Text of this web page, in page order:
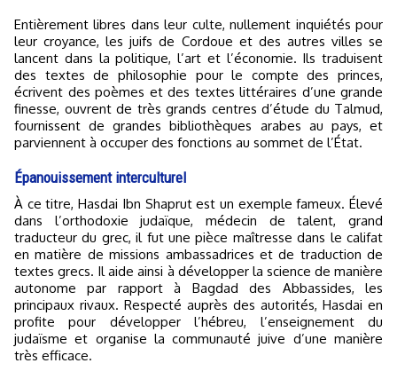
Entièrement libres dans leur culte, nullement inquiétés pour
leur croyance, les juifs de Cordoue et des autres villes se
lancent dans la politique, l’art et l’économie. Ils traduisent
des textes de philosophie pour le compte des princes,
écrivent des poèmes et des textes littéraires d’une grande
finesse, ouvrent de très grands centres d’étude du Talmud,
fournissent de grandes bibliothèques arabes au pays, et
parviennent à occuper des fonctions au sommet de l’État.
Épanouissement interculturel
À ce titre, Hasdai Ibn Shaprut est un exemple fameux. Élevé
dans l’orthodoxie judaïque, médecin de talent, grand
traducteur du grec, il fut une pièce maîtresse dans le califat
en matière de missions ambassadrices et de traduction de
textes grecs. Il aide ainsi à développer la science de manière
autonome par rapport à Bagdad des Abbassides, les
principaux rivaux. Respecté auprès des autorités, Hasdai en
profite pour développer l’hébreu, l’enseignement du
judaïsme et organise la communauté juive d’une manière
très efficace.